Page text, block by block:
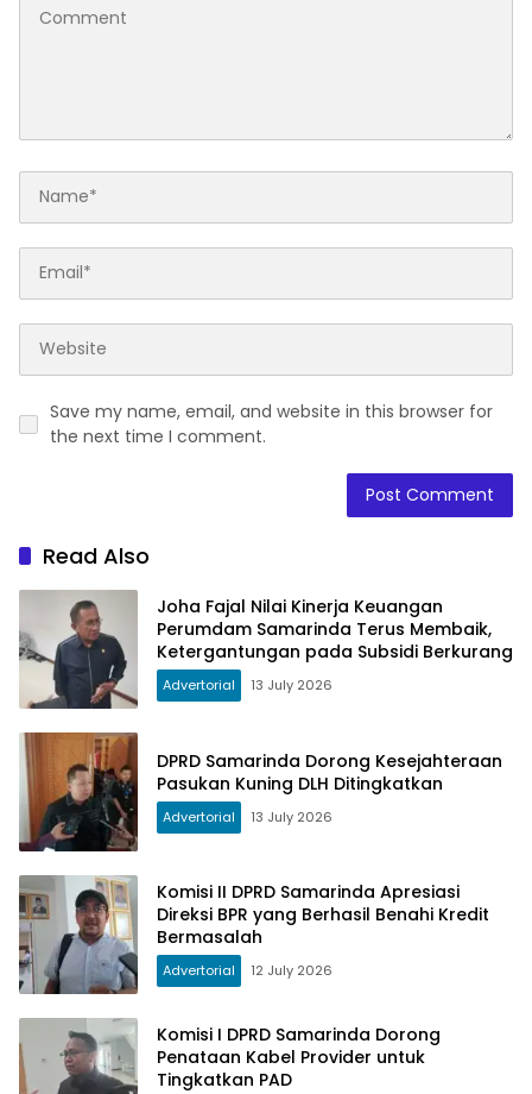
Save my name, email, and website in this browser for
the next time I comment.
Read Also
Joha Fajal Nilai Kinerja Keuangan
Perumdam Samarinda Terus Membaik,
Ketergantungan pada Subsidi Berkurang
Advertorial 13 July 2026
DPRD Samarinda Dorong Kesejahteraan
Pasukan Kuning DLH Ditingkatkan
Advertorial 13 July 2026
Komisi II DPRD Samarinda Apresiasi
Direksi BPR yang Berhasil Benahi Kredit
Bermasalah
Advertorial 12 July 2026
Komisi I DPRD Samarinda Dorong
Penataan Kabel Provider untuk
Tingkatkan PAD